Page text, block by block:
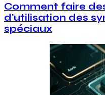
Comment faire
d'utilisation des
spéciaux